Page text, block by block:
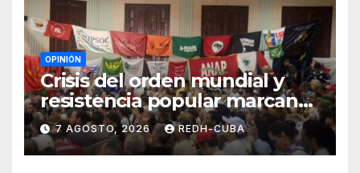
OPINIÓN
Crisis del orden mundial y
resistencia popular marcan
el inicio de la IV Asamblea
Continental de ALBA
Movimientos en Cuba
7 AGOSTO, 2026 REDH-CUBA